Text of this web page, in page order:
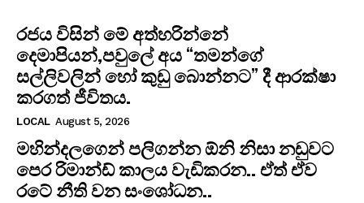
රජය විසින් මේ අත්හරින්නේ
දෙමාපියන්,පවුලේ අය “තමන්ගේ
සල්ලිවලින් හෝ කුඩු බොන්නට” දී ආරක්ෂා
කරගත් ජීවිතය.
LOCAL August 5, 2026
මහින්දලගෙන් පලිගන්න ඕනි නිසා නඩුවට
පෙර රිමාන්ඩ් කාලය වැඩිකරන.. ඒත් ඒව
රටේ නීති වන සංශෝධන..